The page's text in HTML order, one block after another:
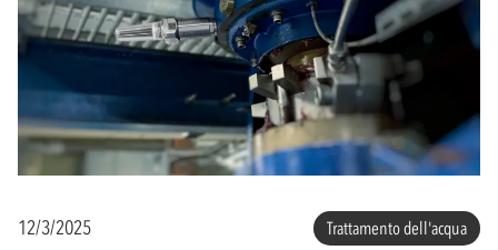
12/3/2025 Trattamento dell'acqua